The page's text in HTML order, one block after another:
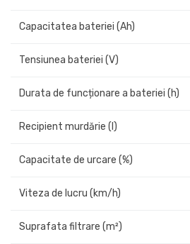
Capacitatea bateriei (Ah)
Tensiunea bateriei (V)
Durata de funcționare a bateriei (h)
Recipient murdărie (l)
Capacitate de urcare (%)
Viteza de lucru (km/h)
Suprafata filtrare (m²)